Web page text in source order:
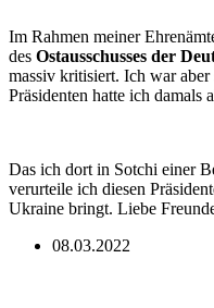
Im Rahmen meiner
des Ostausschusses der
massiv kritisiert. Ich war
Präsidenten hatte ich
Das ich dort in Sotchi einer
verurteile ich diesen
Ukraine bringt. Liebe
08.03.2022